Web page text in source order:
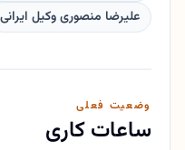
علیرضا منصوری وکیل ایرانی
وضعیت فعلی
ساعات کاری